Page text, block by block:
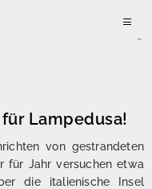
Lampedusa!
von gestrandeten
für Jahr versuchen etwa
die italienische Insel